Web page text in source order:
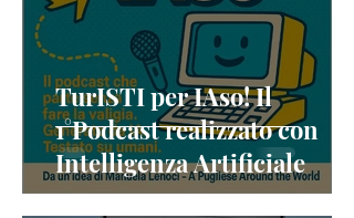
TurISTI per IAso! Il
1°Podcast realizzato con
Intelligenza Artificiale